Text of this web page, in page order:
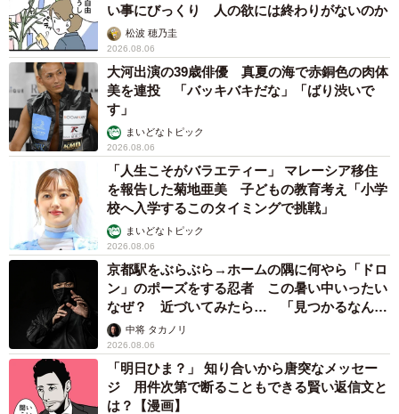
い事にびっくり 人の欲には終わりがないのか
松波 穂乃圭
2026.08.06
大河出演の39歳俳優 真夏の海で赤銅色の肉体
美を連投 「バッキバキだな」「ばり渋いで
す」
まいどなトピック
2026.08.06
「人生こそがバラエティー」 マレーシア移住
を報告した菊地亜美 子どもの教育考え「小学
校へ入学するこのタイミングで挑戦」
まいどなトピック
2026.08.06
京都駅をぶらぶら→ホームの隅に何やら「ドロ
ン」のポーズをする忍者 この暑い中いったい
なぜ？ 近づいてみたら… 「見つかるなんて
未熟」中将 タカノリ
2026.08.06
「明日ひま？」 知り合いから唐突なメッセー
ジ 用件次第で断ることもできる賢い返信文と
は？【漫画】